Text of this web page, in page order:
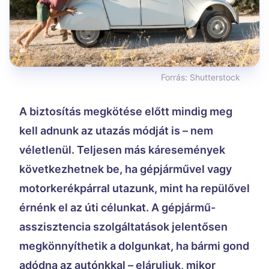
Forrás: Shutterstock
A biztosítás megkötése előtt mindig meg
kell adnunk az utazás módját is – nem
véletlenül. Teljesen más káresemények
következhetnek be, ha gépjárművel vagy
motorkerékpárral utazunk, mint ha repülővel
érnénk el az úti célunkat. A gépjármű-
asszisztencia szolgáltatások jelentősen
megkönnyíthetik a dolgunkat, ha bármi gond
adódna az autónkkal – eláruljuk, mikor